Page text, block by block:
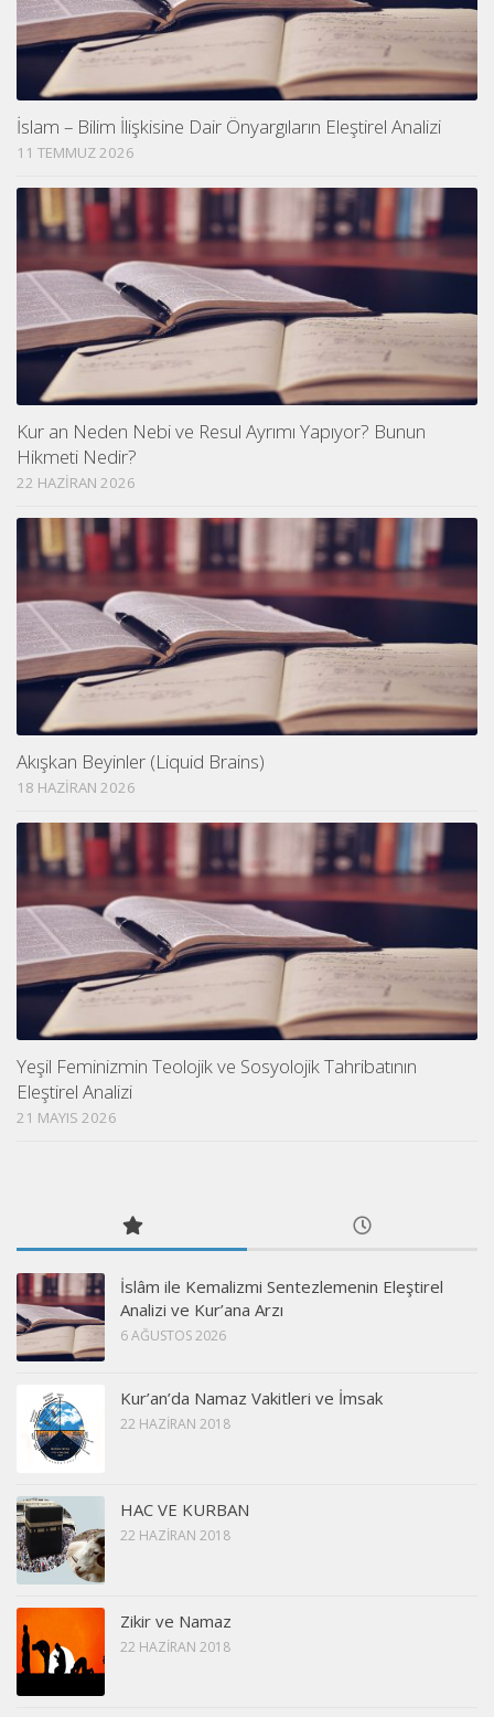
İslam – Bilim İlişkisine Dair Önyargıların Eleştirel Analizi
11 TEMMUZ 2026
Kur an Neden Nebi ve Resul Ayrımı Yapıyor? Bunun
Hikmeti Nedir?
22 HAZIRAN 2026
Akışkan Beyinler (Liquid Brains)
18 HAZIRAN 2026
Yeşil Feminizmin Teolojik ve Sosyolojik Tahribatının
Eleştirel Analizi
21 MAYIS 2026
İslâm ile Kemalizmi Sentezlemenin Eleştirel
Analizi ve Kur’ana Arzı
6 AĞUSTOS 2026
Kur’an’da Namaz Vakitleri ve İmsak
22 HAZIRAN 2018
HAC VE KURBAN
22 HAZIRAN 2018
Zikir ve Namaz
22 HAZIRAN 2018